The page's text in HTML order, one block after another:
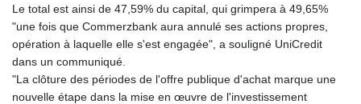
IDR 20580.370421
ILS 3.468234
IMP 0.8566
INR 110.076256
IQD 1509.981237
Le total est ainsi de 47,59% du capital, qui grimpera à 49,65%
"une fois que Commerzbank aura annulé ses actions propres,
opération à laquelle elle s'est engagée", a souligné UniCredit
dans un communiqué.
"La clôture des périodes de l'offre publique d'achat marque une
nouvelle étape dans la mise en œuvre de l'investissement